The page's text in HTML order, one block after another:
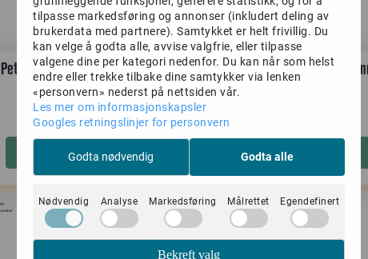
Petzl Anneau Sling 120cm
129,- 97,-
Kjøp
Mammut Magic Sling
-25% 120cm
tilpasse markedsføring og annonser (inkludert deling av
brukerdata med partnere). Samtykket er helt frivillig. Du
kan velge å godta alle, avvise valgfrie, eller tilpasse
valgene dine per kategori nedenfor. Du kan når som helst
endre eller trekke tilbake dine samtykker via lenken
«personvern» nederst på nettsiden vår.
Les mer om informasjonskapsler
Googles retningslinjer for personvern
Godta nødvendig Godta alle
Nødvendig Analyse Markedsføring Målrettet Egendefinert
Bekreft valg